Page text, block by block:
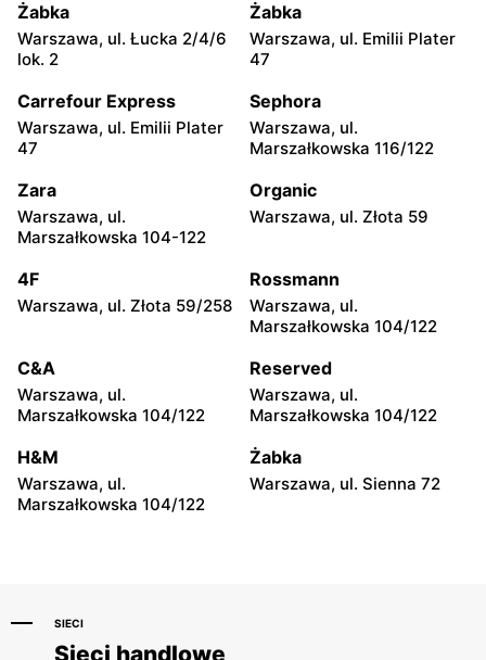
Grene
Zambrów, ul. Mazowiecka
Grene
Żuromin, ul. Lidzbarska 37
Grene
Radzyń Podlaski, ul.
Grene
Łomża, ul. Poligonowa 1
Grene
Łęczyca, ul. Borki 76c
Grene
Grene Grene
Lipsko, ul. Spacerowa 14A
Grene
Siemiatycze, ul. Tadeusza
Grene
Piotrków Trybunalski, ul.
Grene
Myszyniec, ul. Kolejowa 63
Grene
Żabka
Warszawa, ul. Łucka 2/4/6
lok. 2
Żabka
Warszawa, ul. Emilii Plater
47
Carrefour Express
Warszawa, ul. Emilii Plater
47
Sephora
Warszawa, ul.
Marszałkowska 116/122
Zara
Warszawa, ul.
Marszałkowska 104-122
Organic
Warszawa, ul. Złota 59
4F
Warszawa, ul. Złota 59/258
Rossmann
Warszawa, ul.
Marszałkowska 104/122
C&A
Warszawa, ul.
Marszałkowska 104/122
Reserved
Warszawa, ul.
Marszałkowska 104/122
H&M
Warszawa, ul.
Marszałkowska 104/122
Żabka
Warszawa, ul. Sienna 72
SIECI
Sieci handlowe